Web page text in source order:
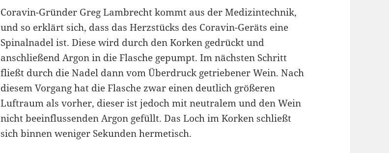
Coravin-Gründer Greg Lambrecht kommt aus der Medizintechnik,
und so erklärt sich, dass das Herzstücks des Coravin-Geräts eine
Spinalnadel ist. Diese wird durch den Korken gedrückt und
anschließend Argon in die Flasche gepumpt. Im nächsten Schritt
fließt durch die Nadel dann vom Überdruck getriebener Wein. Nach
diesem Vorgang hat die Flasche zwar einen deutlich größeren
Luftraum als vorher, dieser ist jedoch mit neutralem und den Wein
nicht beeinflussenden Argon gefüllt. Das Loch im Korken schließt
sich binnen weniger Sekunden hermetisch.